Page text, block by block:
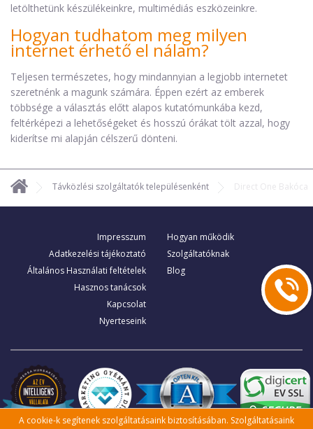
letölthetünk készülékeinkre, multimédiás eszközeinkre.
Hogyan tudhatom meg milyen
internet érhető el nálam?
Teljesen természetes, hogy mindannyian a legjobb internetet
szeretnénk a magunk számára. Éppen ezért az emberek
többsége a választás előtt alapos kutatómunkába kezd,
feltérképezi a lehetőségeket és hosszú órákat tölt azzal, hogy
kiderítse mi alapján célszerű dönteni.
Távközlési szolgáltatók településenként Direct One Bakóca
Impresszum
Adatkezelési tájékoztató
Általános Használati feltételek
Hasznos tanácsok
Kapcsolat
Nyerteseink
Hogyan működik
Szolgáltatóknak
Blog
A cookie-k segítenek szolgáltatásaink biztosításában. Szolgáltatásaink